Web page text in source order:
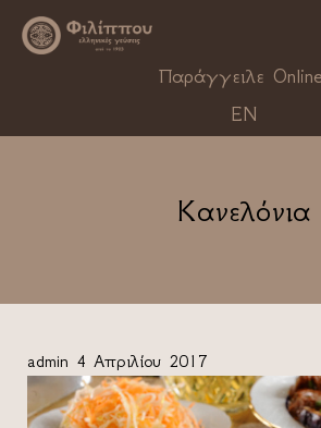
Παράγγειλε
EN
Κανελόνια
admin 4 Απριλίου 2017